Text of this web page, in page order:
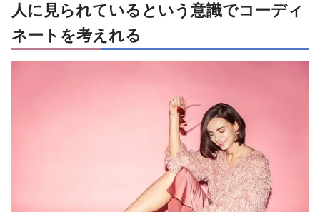
人に見られているという意識でコーディ
ネートを考えれる